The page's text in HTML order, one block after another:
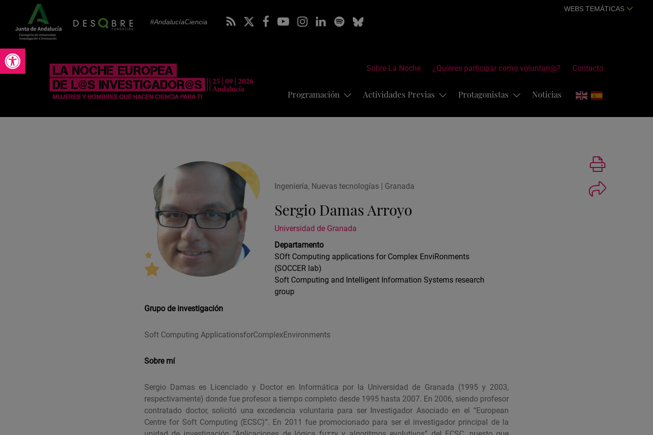
Abrir barra de herramientas
#AndalucíaCiencia
WEBS TEMÁTICAS
Sobre La Noche ¿Quieres participar como voluntari@? Contacto
Programación Actividades Previas Protagonistas Noticias
Ingeniería, Nuevas tecnologías | Granada
Sergio Damas Arroyo
Universidad de Granada
Departamento
SOft Computing applications for Complex EnviRonments
(SOCCER lab)
Soft Computing and Intelligent Information Systems research
group
Grupo de investigación
Soft Computing ApplicationsforComplexEnvironments
Sobre mí
Sergio Damas es Licenciado y Doctor en Informática por la Universidad de Granada (1995 y 2003,
respectivamente) donde fue profesor a tiempo completo desde 1995 hasta 2007. En 2006, siendo profesor
contratado doctor, solicitó una excedencia voluntaria para ser Investigador Asociado en el “European
Centre for Soft Computing (ECSC)”. En 2011 fue promocionado para ser el investigador principal de la